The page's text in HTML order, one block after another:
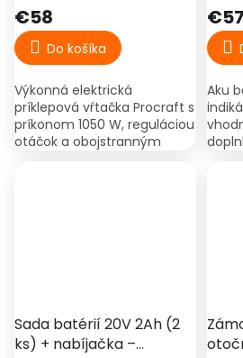
€58
Do košíka
Výkonná elektrická
príklepová vŕtačka Procraft s
príkonom 1050 W, reguláciou
otáčok a obojstranným
€57
Aku
Sada batérií 20V 2Ah (2
ks) + nabíjačka –